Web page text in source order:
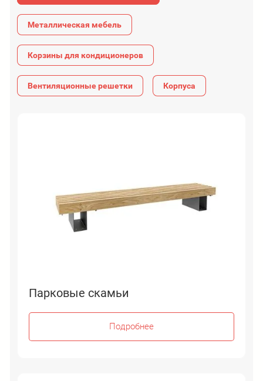
Металлическая мебель
Корзины для кондиционеров
Вентиляционные решетки Корпуса
Парковые скамьи
Подробнее